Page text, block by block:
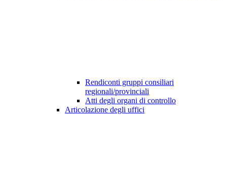
Rendiconti gruppi consiliari
regionali/provinciali
Atti degli organi di controllo
Articolazione degli uffici